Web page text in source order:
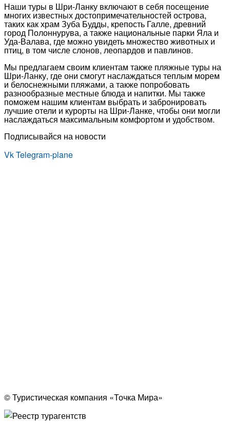
Наши туры в Шри-Ланку включают в себя посещение
многих известных достопримечательностей острова,
таких как храм Зуба Будды, крепость Галле, древний
город Полоннурува, а также национальные парки Яла и
Уда-Валава, где можно увидеть множество животных и
птиц, в том числе слонов, леопардов и павлинов.
Мы предлагаем своим клиентам также пляжные туры на
Шри-Ланку, где они смогут наслаждаться теплым морем
и белоснежными пляжами, а также попробовать
разнообразные местные блюда и напитки. Мы также
поможем нашим клиентам выбрать и забронировать
лучшие отели и курорты на Шри-Ланке, чтобы они могли
наслаждаться максимальным комфортом и удобством.
Подписывайся на новости
VkTelegram-plane
© Туристическая компания «Точка Мира»